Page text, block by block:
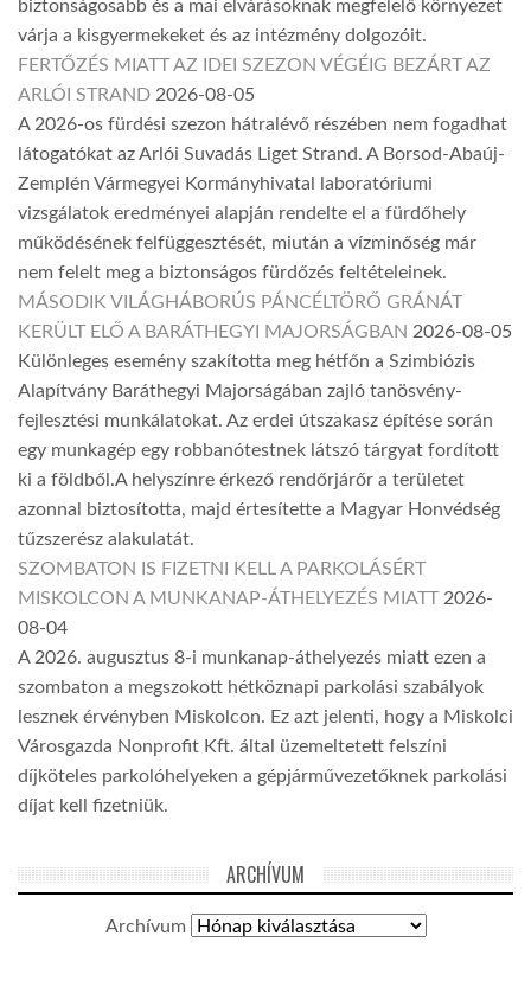
biztonságosabb és a mai elvárásoknak megfelelő környezet
várja a kisgyermekeket és az intézmény dolgozóit.
FERTŐZÉS MIATT AZ IDEI SZEZON VÉGÉIG BEZÁRT AZ
ARLÓI STRAND 2026-08-05
A 2026-os fürdési szezon hátralévő részében nem fogadhat
látogatókat az Arlói Suvadás Liget Strand. A Borsod-Abaúj-
Zemplén Vármegyei Kormányhivatal laboratóriumi
vizsgálatok eredményei alapján rendelte el a fürdőhely
működésének felfüggesztését, miután a vízminőség már
nem felelt meg a biztonságos fürdőzés feltételeinek.
MÁSODIK VILÁGHÁBORÚS PÁNCÉLTÖRŐ GRÁNÁT
KERÜLT ELŐ A BARÁTHEGYI MAJORSÁGBAN 2026-08-05
Különleges esemény szakította meg hétfőn a Szimbiózis
Alapítvány Baráthegyi Majorságában zajló tanösvény-
fejlesztési munkálatokat. Az erdei útszakasz építése során
egy munkagép egy robbanótestnek látszó tárgyat fordított
ki a földből.A helyszínre érkező rendőrjárőr a területet
azonnal biztosította, majd értesítette a Magyar Honvédség
tűzszerész alakulatát.
SZOMBATON IS FIZETNI KELL A PARKOLÁSÉRT
MISKOLCON A MUNKANAP-ÁTHELYEZÉS MIATT 2026-
08-04
A 2026. augusztus 8-i munkanap-áthelyezés miatt ezen a
szombaton a megszokott hétköznapi parkolási szabályok
lesznek érvényben Miskolcon. Ez azt jelenti, hogy a Miskolci
Városgazda Nonprofit Kft. által üzemeltetett felszíni
díjköteles parkolóhelyeken a gépjárművezetőknek parkolási
díjat kell fizetniük.
ARCHÍVUM
Archívum